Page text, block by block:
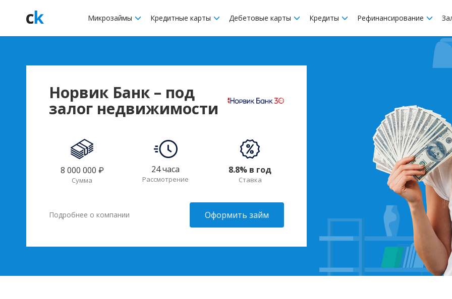
Микрозаймы Кредитные карты Дебетовые карты Кредиты Рефинансирование
Норвик Банк – под
залог недвижимости
8 000 000 ₽
Сумма
24 часа
Рассмотрение
8.8% в год
Ставка
Подробнее о компании Оформить займ